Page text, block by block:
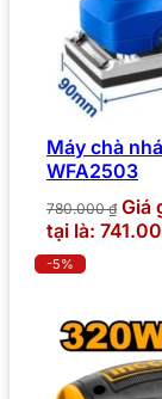
Máy chà
WFA2503
780.000₫ Giá
tại là:
-5%